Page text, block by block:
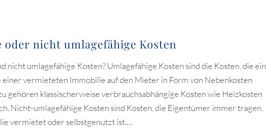
oder nicht umlagefähige Kosten
nicht umlagefähige Kosten? Umlagefähige Kosten sind die Kosten, die ein
vermieteten Immobilie auf den Mieter in Form von Nebenkosten
gehören klassischerweise verbrauchsabhängige Kosten wie Heizkosten
Nicht-umlagefähige Kosten sind Kosten, die Eigentümer immer tragen,
vermietet oder selbstgenutzt ist.…